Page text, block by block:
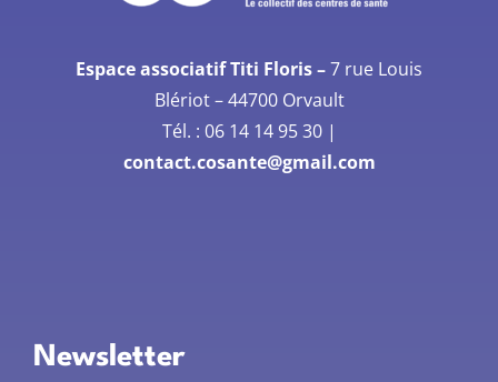
Espace associatif Titi Floris –7 rue Louis
Blériot –44700 Orvault
Tél. : 06 14 14 95 30|
contact.cosante@gmail.com
Newsletter